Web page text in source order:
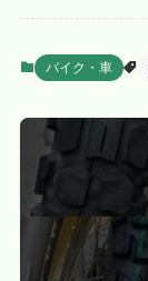
バイク・車